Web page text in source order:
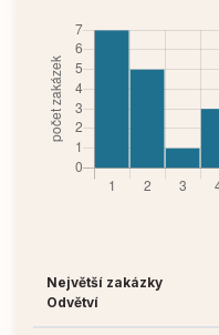
Největší zakázky
Odvětví